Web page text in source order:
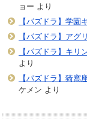
ョー より
【パズドラ】学園
【パズドラ】アグ
【パズドラ】キリ
より
【パズドラ】猗窩
ケメン より